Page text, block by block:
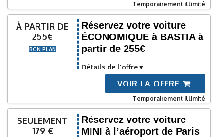
Temporairement illimité
À PARTIR DE
255€
BON PLAN
Réservez votre voiture
ÉCONOMIQUE à BASTIA à
partir de 255€
Détails de l'offre
VOIR LA OFFRE
Temporairement illimité
SEULEMENT
179 €
Réservez votre voiture
MINI à l’aéroport de Paris